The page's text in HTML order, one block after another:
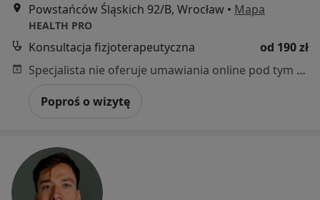
Powstańców Śląskich 92/B, Wrocław • Mapa
HEALTH PRO
Konsultacja fizjoterapeutyczna
od 190 zł
Specjalista nie oferuje umawiania online pod tym adresem.
Poproś o wizytę